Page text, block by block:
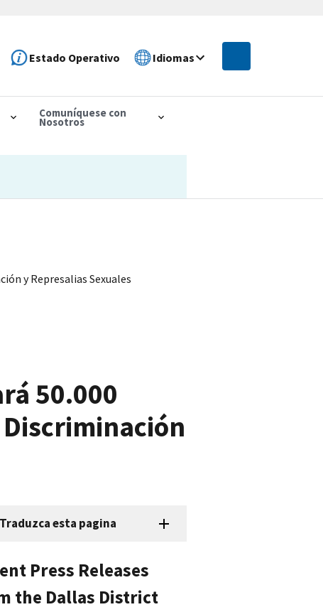
Estado Operativo Idiomas
Comuníquese con
Nosotros
y Represalias Sexuales
50.000
Discriminación
Traduzca esta pagina
Press Releases
the Dallas District